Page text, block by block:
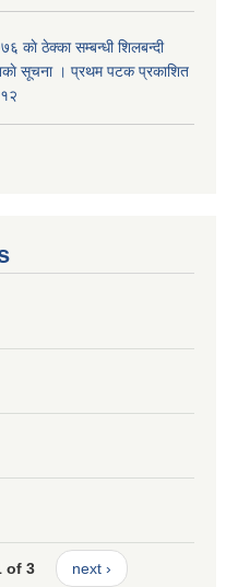
ठेक्का सम्बन्धी शिलबन्दी
सूचना । प्रथम पटक प्रकाशित
of 3 next ›